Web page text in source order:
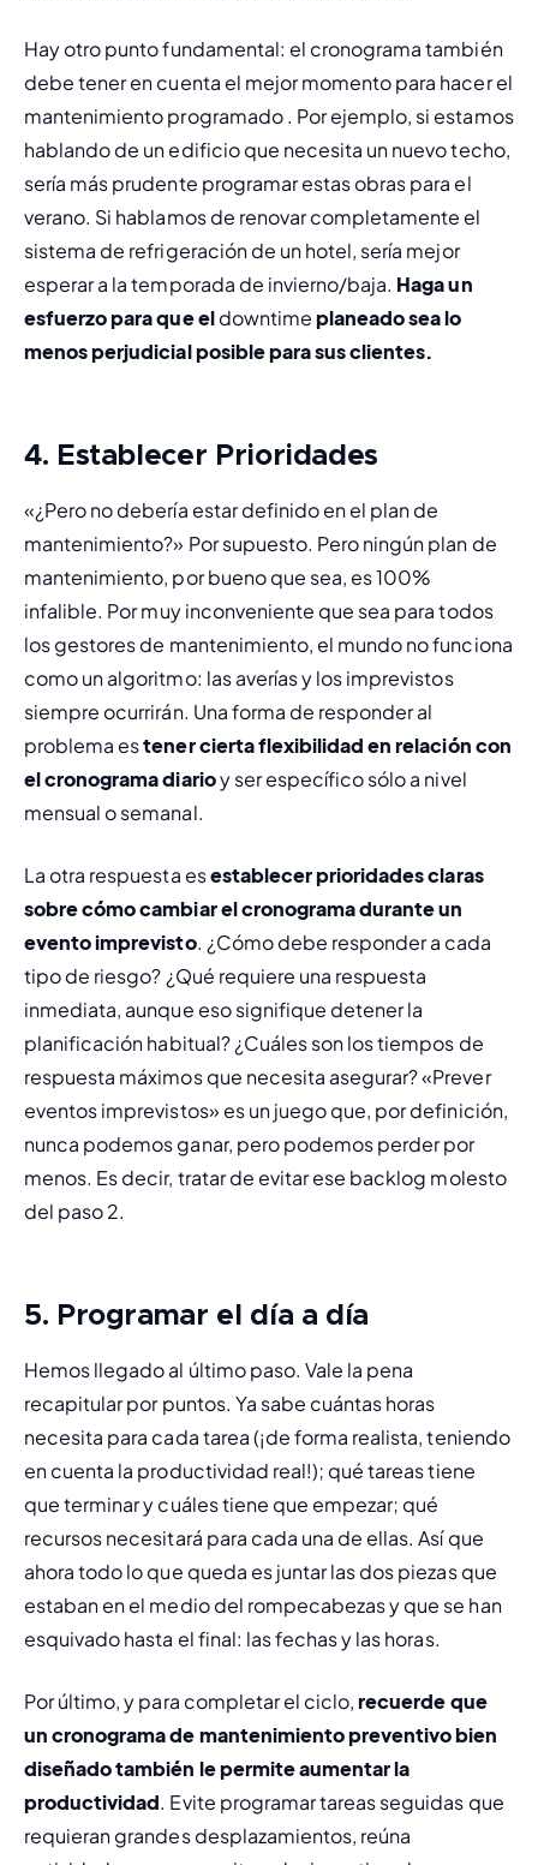
Hay otro punto fundamental: el cronograma también
mantenimiento programado . Por ejemplo, si estamos
hablando de un edificio que necesita un nuevo techo,
sería más prudente programar estas obras para el
verano. Si hablamos de renovar completamente el
sistema de refrigeración de un hotel, sería mejor
esperar a la temporada de invierno/baja. Haga un
esfuerzo para que el downtime planeado sea lo
menos perjudicial posible para sus clientes.
4. Establecer Prioridades
«¿Pero no debería estar definido en el plan de
mantenimiento?» Por supuesto. Pero ningún plan de
mantenimiento, por bueno que sea, es 100%
infalible. Por muy inconveniente que sea para todos
los gestores de mantenimiento, el mundo no funciona
como un algoritmo: las averías y los imprevistos
siempre ocurrirán. Una forma de responder al
problema es tener cierta flexibilidad en relación con
el cronograma diario y ser específico sólo a nivel
mensual o semanal.
La otra respuesta es establecer prioridades claras
sobre cómo cambiar el cronograma durante un
evento imprevisto. ¿Cómo debe responder a cada
tipo de riesgo? ¿Qué requiere una respuesta
inmediata, aunque eso signifique detener la
planificación habitual? ¿Cuáles son los tiempos de
respuesta máximos que necesita asegurar? «Prever
eventos imprevistos» es un juego que, por definición,
nunca podemos ganar, pero podemos perder por
menos. Es decir, tratar de evitar ese backlog molesto
del paso 2.
5. Programar el día a día
Hemos llegado al último paso. Vale la pena
recapitular por puntos. Ya sabe cuántas horas
necesita para cada tarea (¡de forma realista, teniendo
en cuenta la productividad real!); qué tareas tiene
que terminar y cuáles tiene que empezar; qué
recursos necesitará para cada una de ellas. Así que
ahora todo lo que queda es juntar las dos piezas que
estaban en el medio del rompecabezas y que se han
esquivado hasta el final: las fechas y las horas.
Por último, y para completar el ciclo, recuerde que
un cronograma de mantenimiento preventivo bien
diseñado también le permite aumentar la
productividad. Evite programar tareas seguidas que
requieran grandes desplazamientos, reúna